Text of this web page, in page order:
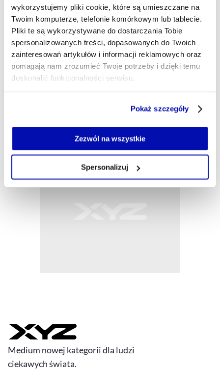
wykorzystujemy pliki cookie, które są umieszczane na
Twoim komputerze, telefonie komórkowym lub tablecie.
Pliki te są wykorzystywane do dostarczania Tobie
spersonalizowanych treści, dopasowanych do Twoich
zainteresowań artykułów i informacji reklamowych oraz
pomagają nam zrozumieć Twoje potrzeby i dzięki temu
doskonalić funkcjonalności serwisu.
Jeżeli nie wyrażasz zgody na zapisywanie plików cookie,
możesz łatwo zarządzać swoimi uprawnieniami, np. we
własnej przeglądarce internetowej lub po wybraniu opcji
Pokaż szczegóły
Zezwól na wszystkie
Spersonalizuj
Medium nowej kategorii dla ludzi
ciekawych świata.